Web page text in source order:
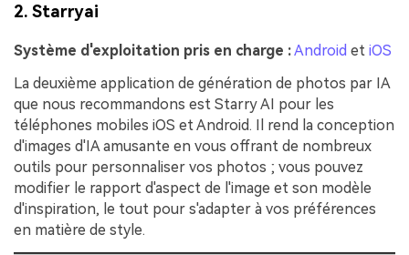
2. Starryai
Système d'exploitation pris en charge :Android et iOS
La deuxième application de génération de photos par IA
que nous recommandons est Starry AI pour les
téléphones mobiles iOS et Android. Il rend la conception
d'images d'IA amusante en vous offrant de nombreux
outils pour personnaliser vos photos ; vous pouvez
modifier le rapport d'aspect de l'image et son modèle
d'inspiration, le tout pour s'adapter à vos préférences
en matière de style.